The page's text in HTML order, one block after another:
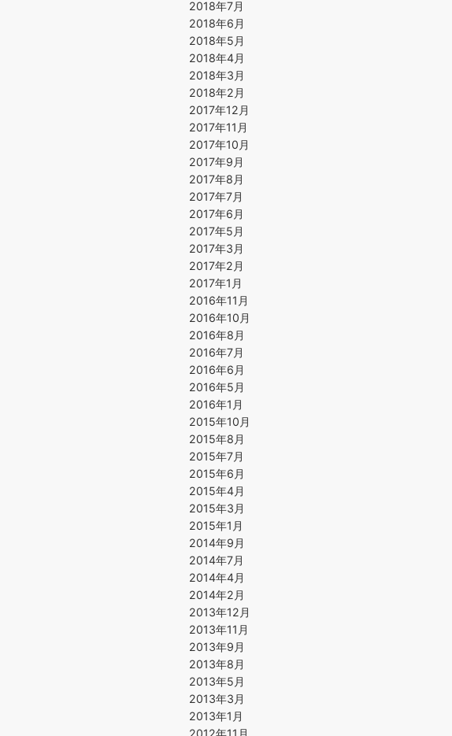
2018年7月
2018年6月
2018年5月
2018年4月
2018年3月
2018年2月
2017年12月
2017年11月
2017年10月
2017年9月
2017年8月
2017年7月
2017年6月
2017年5月
2017年3月
2017年2月
2017年1月
2016年11月
2016年10月
2016年8月
2016年7月
2016年6月
2016年5月
2016年1月
2015年10月
2015年8月
2015年7月
2015年6月
2015年4月
2015年3月
2015年1月
2014年9月
2014年7月
2014年4月
2014年2月
2013年12月
2013年11月
2013年9月
2013年8月
2013年5月
2013年3月
2013年1月
2012年11月